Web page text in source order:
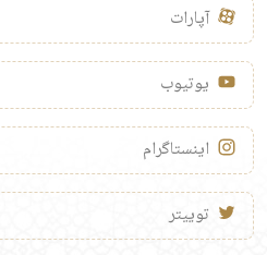
آپارات
یوتیوب
اینستاگرام
توییتر